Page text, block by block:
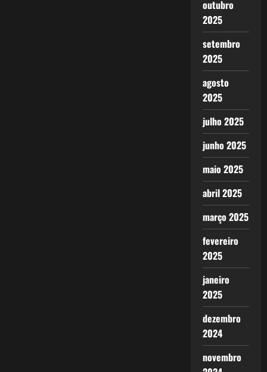
outubro
2025
setembro
2025
agosto
2025
julho 2025
junho 2025
maio 2025
abril 2025
março 2025
fevereiro
2025
janeiro
2025
dezembro
2024
novembro